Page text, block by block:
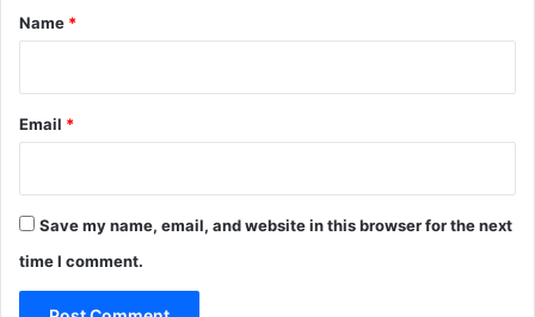
*
Name *
Email *
Save my name, email, and website in this browser for the next
time I comment.